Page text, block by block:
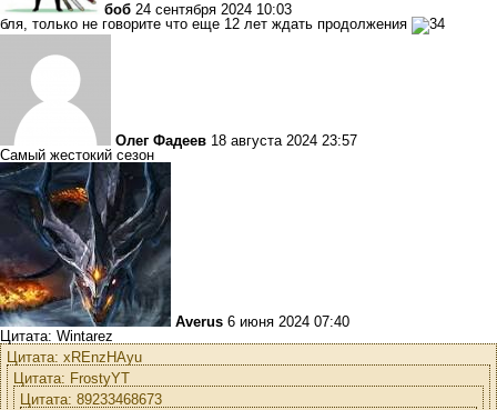
боб 24 сентября 2024 10:03
бля, только не говорите что еще 12 лет ждать продолжения
Олег Фадеев 18 августа 2024 23:57
Самый жестокий сезон
Averus 6 июня 2024 07:40
Цитата: Wintarez
Цитата: xREnzHAyu
Цитата: FrostyYT
Цитата: 89233468673